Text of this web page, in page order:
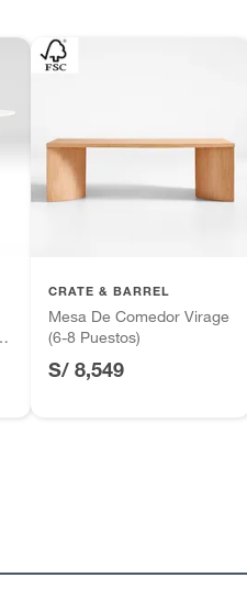
CRATE & BARREL
Mesa De Comedor Virage
(6-8 Puestos)
S/ 8,549